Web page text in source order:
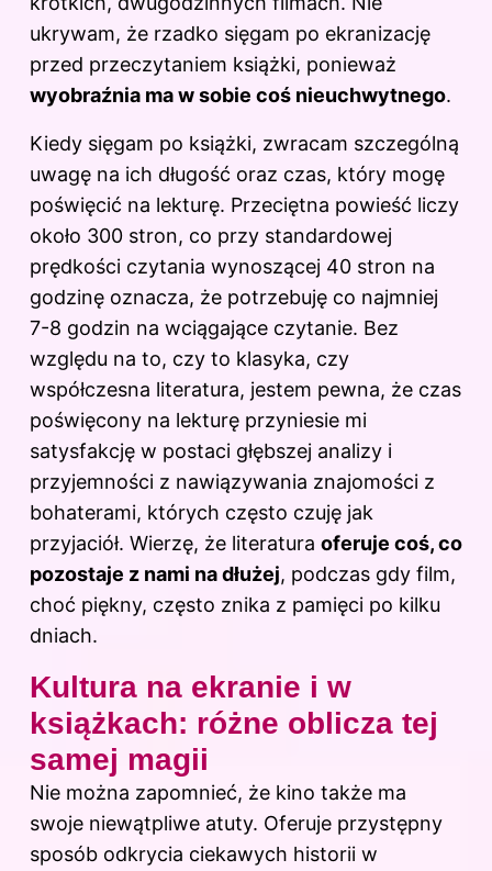
ukrywam, że rzadko sięgam po ekranizację
przed przeczytaniem książki, ponieważ
wyobraźnia ma w sobie coś nieuchwytnego.
Kiedy sięgam po książki, zwracam szczególną
uwagę na ich długość oraz czas, który mogę
poświęcić na lekturę. Przeciętna powieść liczy
około 300 stron, co przy standardowej
prędkości czytania wynoszącej 40 stron na
godzinę oznacza, że potrzebuję co najmniej
7-8 godzin na wciągające czytanie. Bez
względu na to, czy to klasyka, czy
współczesna literatura, jestem pewna, że czas
poświęcony na lekturę przyniesie mi
satysfakcję w postaci głębszej analizy i
przyjemności z nawiązywania znajomości z
bohaterami, których często czuję jak
przyjaciół. Wierzę, że literatura oferuje coś, co
pozostaje z nami na dłużej, podczas gdy film,
choć piękny, często znika z pamięci po kilku
dniach.
Kultura na ekranie i w
książkach: różne oblicza tej
samej magii
Nie można zapomnieć, że kino także ma
swoje niewątpliwe atuty. Oferuje przystępny
sposób odkrycia ciekawych historii w